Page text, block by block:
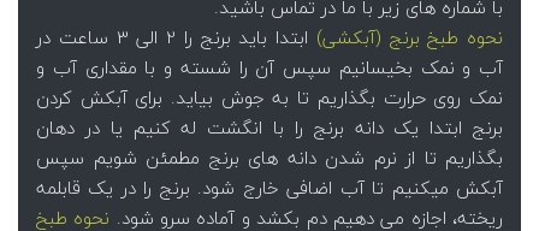
با شماره های زیر با ما در تماس باشید.
نحوه طبخ برنج (آبکشی)
ابتدا باید برنج را 2 الی 3 ساعت در
آب و نمک بخیسانیم سپس آن را شسته و با مقداری آب و
نمک روی حرارت بگذاریم تا به جوش بیاید. برای آبکش کردن
برنج ابتدا یک دانه برنج را با انگشت له کنیم یا در دهان
بگذاریم تا از نرم شدن دانه های برنج مطمئن شویم سپس
آبکش میکنیم تا آب اضافی خارج شود. برنج را در یک قابلمه
ریخته، اجازه می دهیم دم بکشد و آماده سرو شود. نحوه طبخ